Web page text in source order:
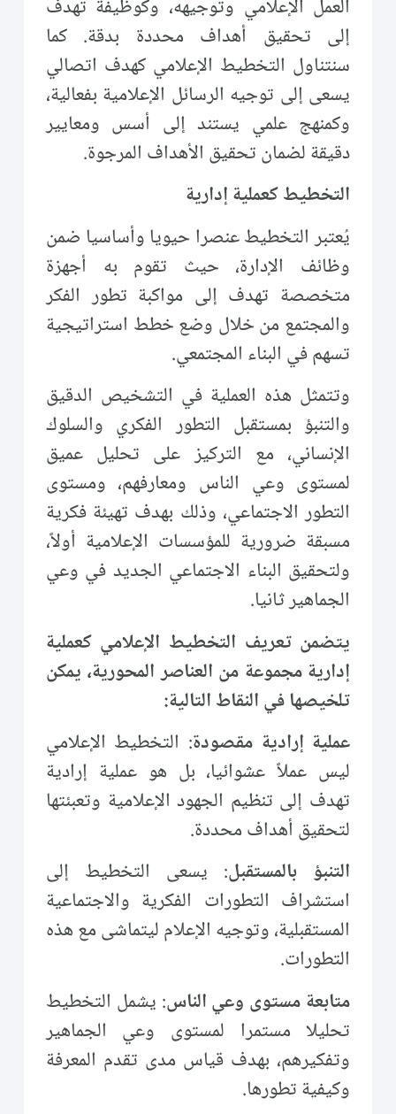
العمل الإعلامي وتوجيهه، وكوظيفة تهدف
إلى تحقيق أهداف محددة بدقة. كما
سنتناول التخطيط الإعلامي كهدف اتصالي
يسعى إلى توجيه الرسائل الإعلامية بفعالية،
وكمنهج علمي يستند إلى أسس ومعايير
دقيقة لضمان تحقيق الأهداف المرجوة.
التخطيط كعملية إدارية
يُعتبر التخطيط عنصرا حيويا وأساسيا ضمن
وظائف الإدارة، حيث تقوم به أجهزة
متخصصة تهدف إلى مواكبة تطور الفكر
والمجتمع من خلال وضع خطط استراتيجية
تسهم في البناء المجتمعي.
وتتمثل هذه العملية في التشخيص الدقيق
والتنبؤ بمستقبل التطور الفكري والسلوك
الإنساني، مع التركيز على تحليل عميق
لمستوى وعي الناس ومعارفهم، ومستوى
التطور الاجتماعي، وذلك بهدف تهيئة فكرية
مسبقة ضرورية للمؤسسات الإعلامية أولاً،
ولتحقيق البناء الاجتماعي الجديد في وعي
الجماهير ثانيا.
يتضمن تعريف التخطيط الإعلامي كعملية
إدارية مجموعة من العناصر المحورية، يمكن
تلخيصها في النقاط التالية:
عملية إرادية مقصودة: التخطيط الإعلامي
ليس عملاً عشوائيا، بل هو عملية إرادية
تهدف إلى تنظيم الجهود الإعلامية وتعبئتها
لتحقيق أهداف محددة.
التنبؤ بالمستقبل: يسعى التخطيط إلى
استشراف التطورات الفكرية والاجتماعية
المستقبلية، وتوجيه الإعلام ليتماشى مع هذه
التطورات.
متابعة مستوى وعي الناس: يشمل التخطيط
تحليلا مستمرا لمستوى وعي الجماهير
وتفكيرهم، بهدف قياس مدى تقدم المعرفة
وكيفية تطورها.